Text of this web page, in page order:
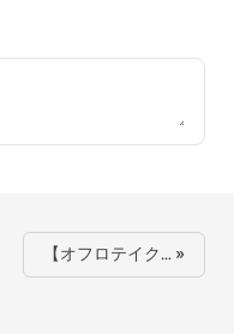
【オフロテイク… »